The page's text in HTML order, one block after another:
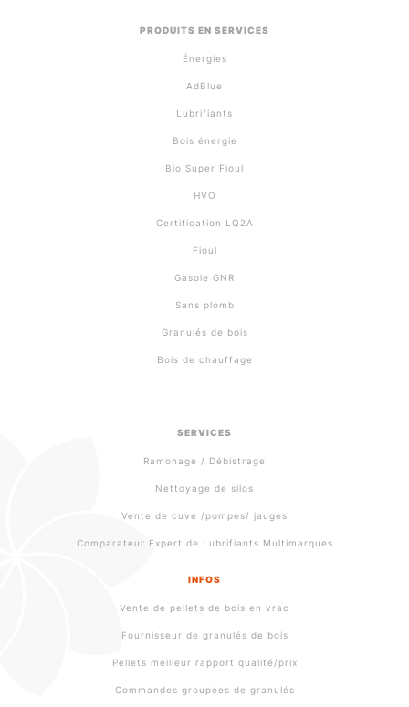
PRODUITS EN SERVICES
Énergies
AdBlue
Lubrifiants
Bois énergie
Bio Super Fioul
HVO
Certification LQ2A
Fioul
Gasole GNR
Sans plomb
Granulés de bois
Bois de chauffage
SERVICES
Ramonage / Débistrage
Nettoyage de silos
Vente de cuve /pompes/ jauges
Comparateur Expert de Lubrifiants Multimarques
INFOS
Vente de pellets de bois en vrac
Fournisseur de granulés de bois
Pellets meilleur rapport qualité/prix
Commandes groupées de granulés